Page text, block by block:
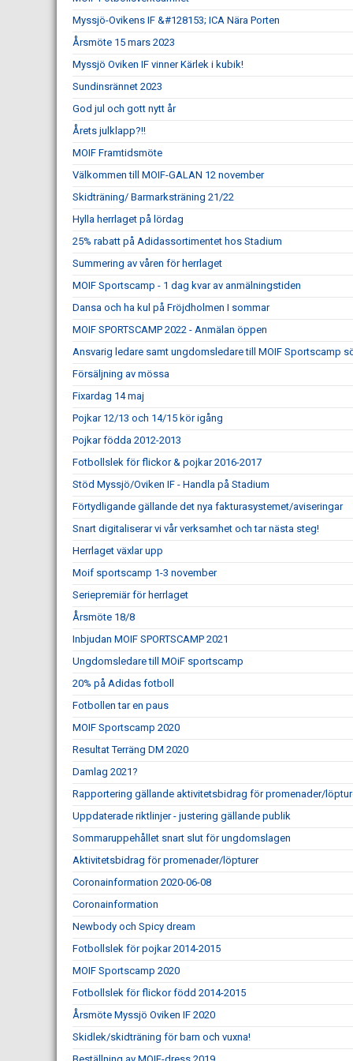
Myssjö-Ovikens IF &#128153; ICA Nära Porten
Årsmöte 15 mars 2023
Myssjö Oviken IF vinner Kärlek i kubik!
Sundinsrännet 2023
God jul och gott nytt år
Årets julklapp?!!
MOIF Framtidsmöte
Välkommen till MOIF-GALAN 12 november
Skidträning/ Barmarksträning 21/22
Hylla herrlaget på lördag
25% rabatt på Adidassortimentet hos Stadium
Summering av våren för herrlaget
MOIF Sportscamp - 1 dag kvar av anmälningstiden
Dansa och ha kul på Fröjdholmen I sommar
MOIF SPORTSCAMP 2022 - Anmälan öppen
Ansvarig ledare samt ungdomsledare till MOIF Sportscamp
Försäljning av mössa
Fixardag 14 maj
Pojkar 12/13 och 14/15 kör igång
Pojkar födda 2012-2013
Fotbollslek för flickor & pojkar 2016-2017
Stöd Myssjö/Oviken IF - Handla på Stadium
Förtydligande gällande det nya fakturasystemet/aviseringar
Snart digitaliserar vi vår verksamhet och tar nästa steg!
Herrlaget växlar upp
Moif sportscamp 1-3 november
Seriepremiär för herrlaget
Årsmöte 18/8
Inbjudan MOIF SPORTSCAMP 2021
Ungdomsledare till MOiF sportscamp
20% på Adidas fotboll
Fotbollen tar en paus
MOIF Sportscamp 2020
Resultat Terräng DM 2020
Damlag 2021?
Rapportering gällande aktivitetsbidrag för promenader/
Uppdaterade riktlinjer - justering gällande publik
Sommaruppehållet snart slut för ungdomslagen
Aktivitetsbidrag för promenader/löpturer
Coronainformation 2020-06-08
Coronainformation
Newbody och Spicy dream
Fotbollslek för pojkar 2014-2015
MOIF Sportscamp 2020
Fotbollslek för flickor född 2014-2015
Årsmöte Myssjö Oviken IF 2020
Skidlek/skidträning för barn och vuxna!